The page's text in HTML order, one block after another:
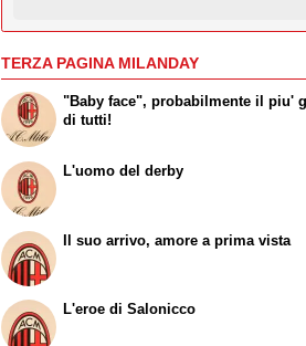
TERZA PAGINA MILANDAY
"Baby face", probabilmente il piu'
di tutti!
L'uomo del derby
Il suo arrivo, amore a prima vista
L'eroe di Salonicco